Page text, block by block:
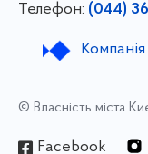
Телефон: (044)
© Власність міста
Facebook